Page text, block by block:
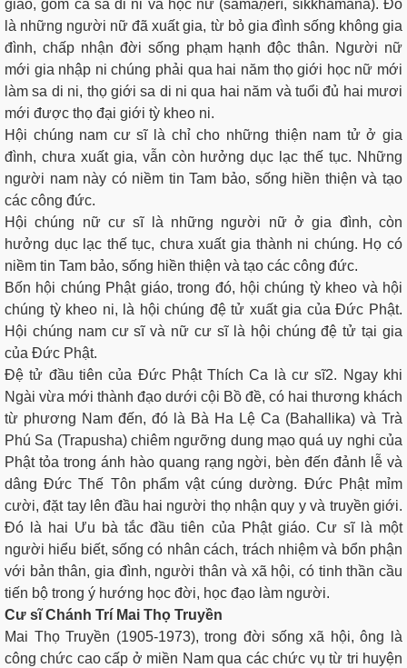
giáo, gồm cả sa di ni và học nữ (sāmaṇerī, sikkhāmānā). Đó
là những người nữ đã xuất gia, từ bỏ gia đình sống không gia
đình, chấp nhận đời sống phạm hạnh độc thân. Người nữ
mới gia nhập ni chúng phải qua hai năm thọ giới học nữ mới
làm sa di ni, thọ giới sa di ni qua hai năm và tuổi đủ hai mươi
mới được thọ đại giới tỳ kheo ni.
Hội chúng nam cư sĩ là chỉ cho những thiện nam tử ở gia
đình, chưa xuất gia, vẫn còn hưởng dục lạc thế tục. Những
người nam này có niềm tin Tam bảo, sống hiền thiện và tạo
các công đức.
Hội chúng nữ cư sĩ là những người nữ ở gia đình, còn
hưởng dục lạc thế tục, chưa xuất gia thành ni chúng. Họ có
niềm tin Tam bảo, sống hiền thiện và tạo các công đức.
Bốn hội chúng Phật giáo, trong đó, hội chúng tỳ kheo và hội
chúng tỳ kheo ni, là hội chúng đệ tử xuất gia của Đức Phật.
Hội chúng nam cư sĩ và nữ cư sĩ là hội chúng đệ tử tại gia
của Đức Phật.
Đệ tử đầu tiên của Đức Phật Thích Ca là cư sĩ2. Ngay khi
Ngài vừa mới thành đạo dưới cội Bồ đề, có hai thương khách
từ phương Nam đến, đó là Bà Ha Lệ Ca (Bahallika) và Trà
Phú Sa (Trapusha) chiêm ngưỡng dung mạo quá uy nghi của
Phật tỏa trong ánh hào quang rạng ngời, bèn đến đảnh lễ và
dâng Đức Thế Tôn phẩm vật cúng dường. Đức Phật mỉm
cười, đặt tay lên đầu hai người thọ nhận quy y và truyền giới.
Đó là hai Ưu bà tắc đầu tiên của Phật giáo. Cư sĩ là một
người hiểu biết, sống có nhân cách, trách nhiệm và bổn phận
với bản thân, gia đình, người thân và xã hội, có tinh thần cầu
tiến bộ trong ý hướng học đời, học đạo làm người.
Cư sĩ Chánh Trí Mai Thọ Truyền
Mai Thọ Truyền (1905-1973), trong đời sống xã hội, ông là
công chức cao cấp ở miền Nam qua các chức vụ từ tri huyện